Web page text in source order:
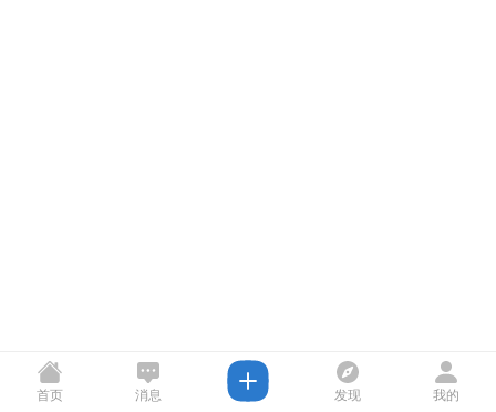
首页 消息 发现 我的